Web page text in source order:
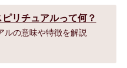
ピリチュアルって何？
ルの意味や特徴を解説